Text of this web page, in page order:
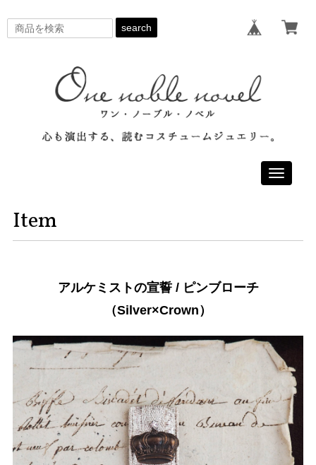
search
Toggle
Item
アルケミストの宣誓 / ピンブローチ
（Silver×Crown）